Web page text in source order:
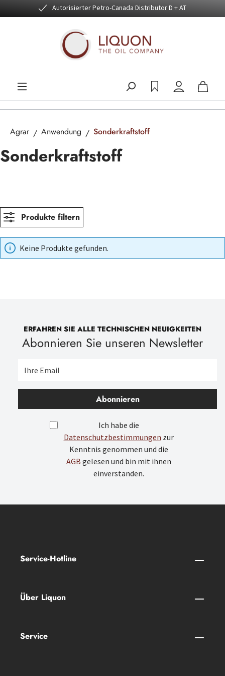
Zum Hauptinhalt springenAutorisierter Petro-Canada Distributor D + AT
Agrar Anwendung Sonderkraftstoff
Sonderkraftstoff
Produkte filtern
Keine Produkte gefunden.
ERFAHREN SIE ALLE TECHNISCHEN NEUIGKEITEN
Abonnieren Sie unseren Newsletter
Abonnieren
Ich habe die
Datenschutzbestimmungen zur
Kenntnis genommen und die
AGB gelesen und bin mit ihnen
einverstanden.
Service-Hotline
Über Liquon
Service